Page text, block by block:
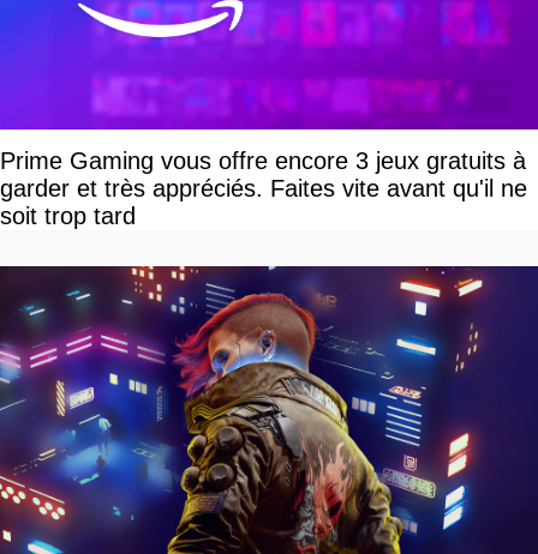
Prime Gaming vous offre encore 3 jeux gratuits à
garder et très appréciés. Faites vite avant qu'il ne
soit trop tard